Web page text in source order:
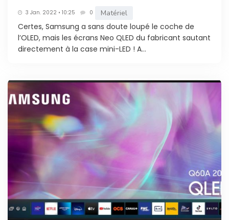
3 Jan. 2022 • 10:25 0 Matériel
Certes, Samsung a sans doute loupé le coche de
l’OLED, mais les écrans Neo QLED du fabricant sautant
directement à la case mini-LED ! A...